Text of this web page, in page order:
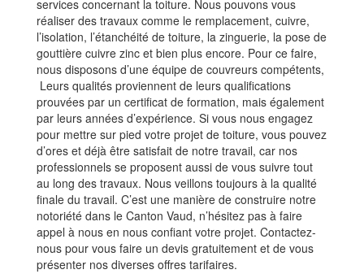
services concernant la toiture. Nous pouvons vous
réaliser des travaux comme le remplacement, cuivre,
l’isolation, l’étanchéité de toiture, la zinguerie, la pose de
gouttière cuivre zinc et bien plus encore. Pour ce faire,
nous disposons d’une équipe de couvreurs compétents,
Leurs qualités proviennent de leurs qualifications
prouvées par un certificat de formation, mais également
par leurs années d’expérience. Si vous nous engagez
pour mettre sur pied votre projet de toiture, vous pouvez
d’ores et déjà être satisfait de notre travail, car nos
professionnels se proposent aussi de vous suivre tout
au long des travaux. Nous veillons toujours à la qualité
finale du travail. C’est une manière de construire notre
notoriété dans le Canton Vaud, n’hésitez pas à faire
appel à nous en nous confiant votre projet. Contactez-
nous pour vous faire un devis gratuitement et de vous
présenter nos diverses offres tarifaires.